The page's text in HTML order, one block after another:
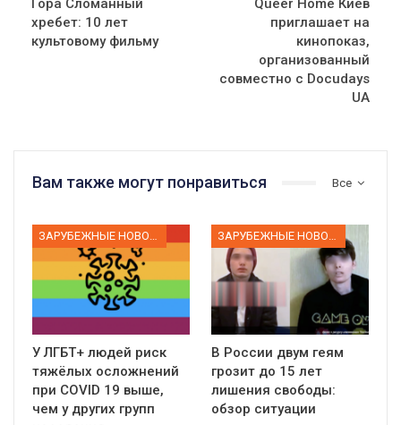
Гора Сломанный
хребет: 10 лет
культовому фильму
Queer Home Киев
приглашает на
кинопоказ,
организованный
совместно с Docudays
UA
Все
Вам также могут понравиться
У ЛГБТ+ людей риск
тяжёлых осложнений
при COVID 19 выше,
чем у других групп
В России двум геям
грозит до 15 лет
лишения свободы:
обзор ситуации